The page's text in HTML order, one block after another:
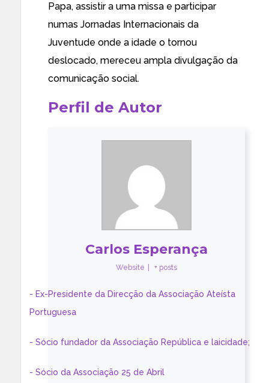
Papa, assistir a uma missa e participar
numas Jornadas Internacionais da
Juventude onde a idade o tornou
deslocado, mereceu ampla divulgação da
comunicação social.
Perfil de Autor
Carlos Esperança
Website + posts
- Ex-Presidente da Direcção da Associação Ateísta
Portuguesa
- Sócio fundador da Associação República e laicidade;
- Sócio da Associação 25 de Abril